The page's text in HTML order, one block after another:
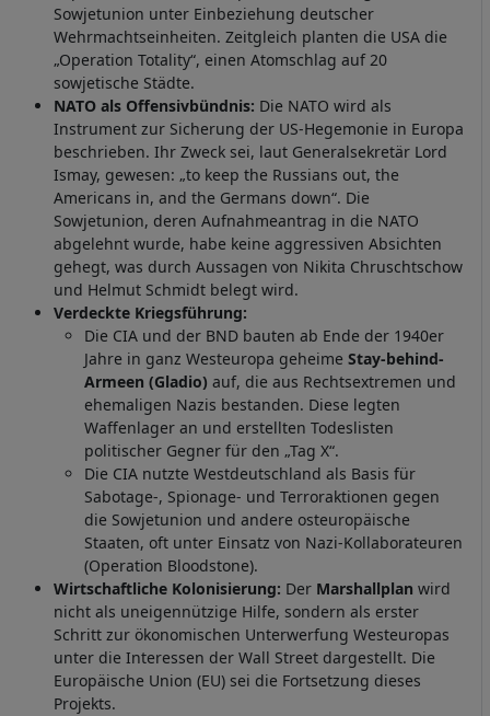
Sowjetunion unter Einbeziehung deutscher
Wehrmachtseinheiten. Zeitgleich planten die USA die
„Operation Totality“, einen Atomschlag auf 20
sowjetische Städte.
NATO als Offensivbündnis: Die NATO wird als
Instrument zur Sicherung der US-Hegemonie in Europa
beschrieben. Ihr Zweck sei, laut Generalsekretär Lord
Ismay, gewesen: „to keep the Russians out, the
Americans in, and the Germans down“. Die
Sowjetunion, deren Aufnahmeantrag in die NATO
abgelehnt wurde, habe keine aggressiven Absichten
gehegt, was durch Aussagen von Nikita Chruschtschow
und Helmut Schmidt belegt wird.
Verdeckte Kriegsführung:
Die CIA und der BND bauten ab Ende der 1940er
Jahre in ganz Westeuropa geheime Stay-behind-
Armeen (Gladio) auf, die aus Rechtsextremen und
ehemaligen Nazis bestanden. Diese legten
Waffenlager an und erstellten Todeslisten
politischer Gegner für den „Tag X“.
Die CIA nutzte Westdeutschland als Basis für
Sabotage-, Spionage- und Terroraktionen gegen
die Sowjetunion und andere osteuropäische
Staaten, oft unter Einsatz von Nazi-Kollaborateuren
(Operation Bloodstone).
Wirtschaftliche Kolonisierung: Der Marshallplan wird
nicht als uneigennützige Hilfe, sondern als erster
Schritt zur ökonomischen Unterwerfung Westeuropas
unter die Interessen der Wall Street dargestellt. Die
Europäische Union (EU) sei die Fortsetzung dieses
Projekts.